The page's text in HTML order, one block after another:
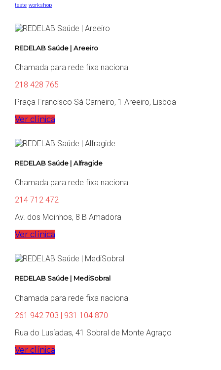
teste workshop
REDELAB Saúde | Areeiro
Chamada para rede fixa nacional
218 428 765
Praça Francisco Sá Carneiro, 1 Areeiro, Lisboa
Ver clínica
REDELAB Saúde | Alfragide
Chamada para rede fixa nacional
214 712 472
Av. dos Moinhos, 8 B Amadora
Ver clínica
REDELAB Saúde | MediSobral
Chamada para rede fixa nacional
261 942 703 | 931 104 870
Rua do Lusíadas, 41 Sobral de Monte Agraço
Ver clínica